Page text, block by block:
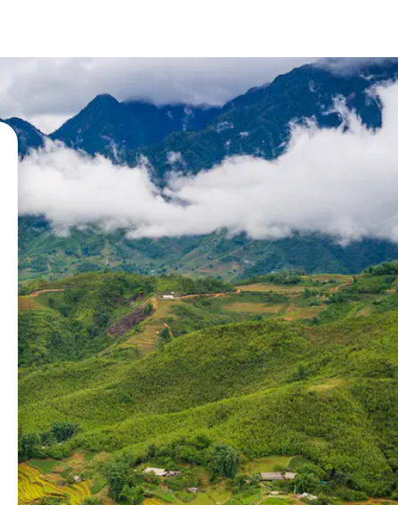
teclas de flecha hacia arriba y hacia abajo o explora con el tacto o